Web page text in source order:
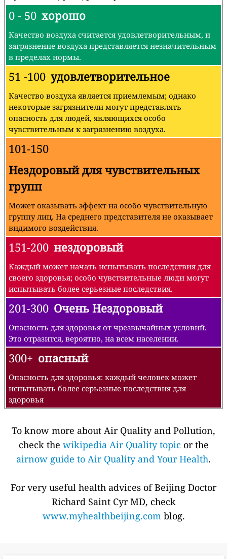
0 - 50 хорошо
Качество воздуха считается удовлетворительным, и
загрязнение воздуха представляется незначительным
в пределах нормы.
51 -100 удовлетворительное
Качество воздуха является приемлемым; однако
некоторые загрязнители могут представлять
опасность для людей, являющихся особо
чувствительным к загрязнению воздуха.
101-150
Нездоровый для чувствительных
групп
Может оказывать эффект на особо чувствительную
группу лиц. На среднего представителя не оказывает
видимого воздействия.
151-200 нездоровый
Каждый может начать испытывать последствия для
своего здоровья; особо чувствительные люди могут
испытывать более серьезные последствия.
201-300 Очень Нездоровый
Опасность для здоровья от чрезвычайных условий.
Это отразится, вероятно, на всем населении.
300+ опасный
Опасность для здоровья: каждый человек может
испытывать более серьезные последствия для
здоровья
To know more about Air Quality and Pollution,
check the wikipedia Air Quality topic or the
airnow guide to Air Quality and Your Health.
For very useful health advices of Beijing Doctor
Richard Saint Cyr MD, check
www.myhealthbeijing.comblog.